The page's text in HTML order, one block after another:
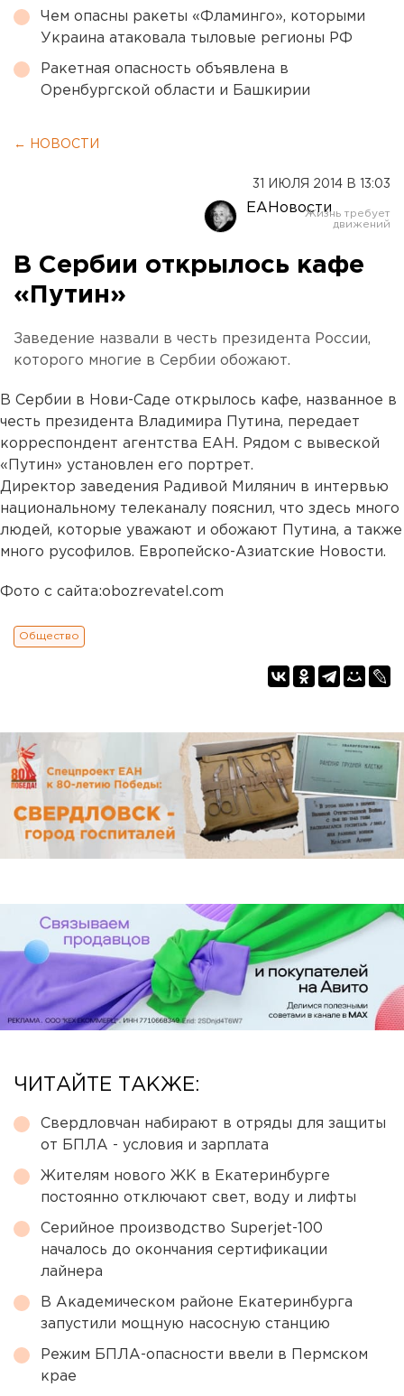
Чем опасны ракеты «Фламинго», которыми
Украина атаковала тыловые регионы РФ
Ракетная опасность объявлена в
Оренбургской области и Башкирии
← НОВОСТИ
31 ИЮЛЯ 2014 В 13:03
ЕАНовости
В Сербии открылось кафе
«Путин»
Заведение назвали в честь президента России,
которого многие в Сербии обожают.
В Сербии в Нови-Саде открылось кафе, названное в
честь президента Владимира Путина, передает
корреспондент агентства ЕАН. Рядом с вывеской
«Путин» установлен его портрет.
Директор заведения Радивой Милянич в интервью
национальному телеканалу пояснил, что здесь много
людей, которые уважают и обожают Путина, а также
много русофилов. Европейско-Азиатские Новости.
Фото с сайта:obozrevatel.com
Общество
ЧИТАЙТЕ ТАКЖЕ:
Свердловчан набирают в отряды для защиты
от БПЛА - условия и зарплата
Жителям нового ЖК в Екатеринбурге
постоянно отключают свет, воду и лифты
Серийное производство Superjet-100
началось до окончания сертификации
лайнера
В Академическом районе Екатеринбурга
запустили мощную насосную станцию
Режим БПЛА-опасности ввели в Пермском
крае